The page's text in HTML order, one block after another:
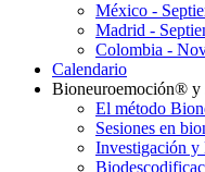
México -
Madrid -
Colombia -
Calendario
Bioneuroemoción® y
El método
Sesiones en
Investigación